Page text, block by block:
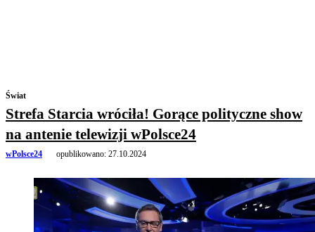
Świat
Strefa Starcia wróciła! Gorące polityczne show
na antenie telewizji wPolsce24
wPolsce24 opublikowano: 27.10.2024